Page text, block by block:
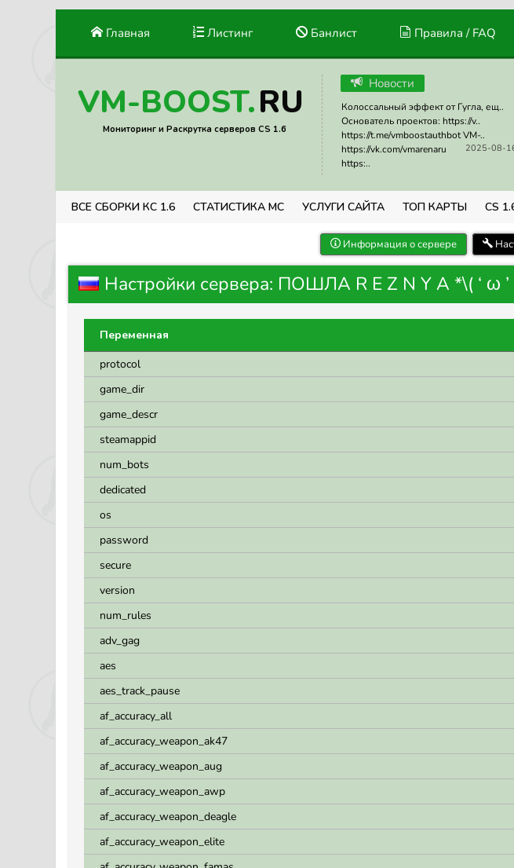
Главная Листинг Банлист Правила / FAQ
VM-BOOST.RU
Мониторинг и Раскрутка серверов CS 1.6
Новости
Колоссальный эффект от Гугла, ещ..
Основатель проектов: https://v..
https://t.me/vmboostauthbot VM-..
2025-08-
https://vk.com/vmarenaru
https:..
ВСЕ СБОРКИ КС 1.6 СТАТИСТИКА МС УСЛУГИ САЙТА ТОП КАРТЫ CS
Информация о сервере
Настройки сервера: ПОШЛА R E Z N Y A *\( ‘ ω
Переменная
protocol
game_dir
game_descr
steamappid
num_bots
dedicated
os
password
secure
version
num_rules
adv_gag
aes
aes_track_pause
af_accuracy_all
af_accuracy_weapon_ak47
af_accuracy_weapon_aug
af_accuracy_weapon_awp
af_accuracy_weapon_deagle
af_accuracy_weapon_elite